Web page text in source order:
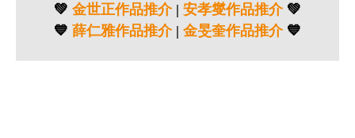
💚 金世正作品推介| 安孝燮作品推介💚
💙 薛仁雅作品推介| 金旻奎作品推介💙